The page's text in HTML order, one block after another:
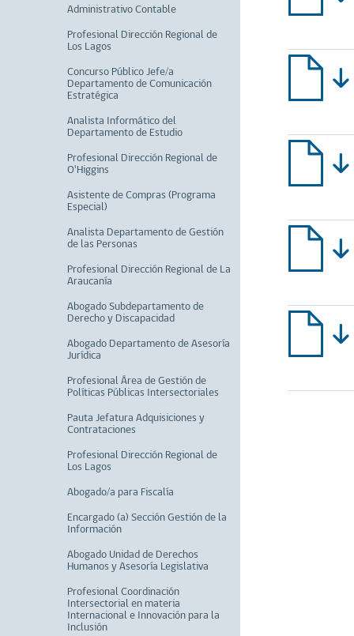
Administrativo Contable
Profesional Dirección Regional de
Los Lagos
Concurso Público Jefe/a
Departamento de Comunicación
Estratégica
Analista Informático del
Departamento de Estudio
Profesional Dirección Regional de
O'Higgins
Asistente de Compras (Programa
Especial)
Analista Departamento de Gestión
de las Personas
Profesional Dirección Regional de La
Araucanía
Abogado Subdepartamento de
Derecho y Discapacidad
Abogado Departamento de Asesoría
Jurídica
Profesional Área de Gestión de
Políticas Públicas Intersectoriales
Pauta Jefatura Adquisiciones y
Contrataciones
Profesional Dirección Regional de
Los Lagos
Abogado/a para Fiscalía
Encargado (a) Sección Gestión de la
Información
Abogado Unidad de Derechos
Humanos y Asesoría Legislativa
Profesional Coordinación
Intersectorial en materia
Internacional e Innovación para la
Inclusión